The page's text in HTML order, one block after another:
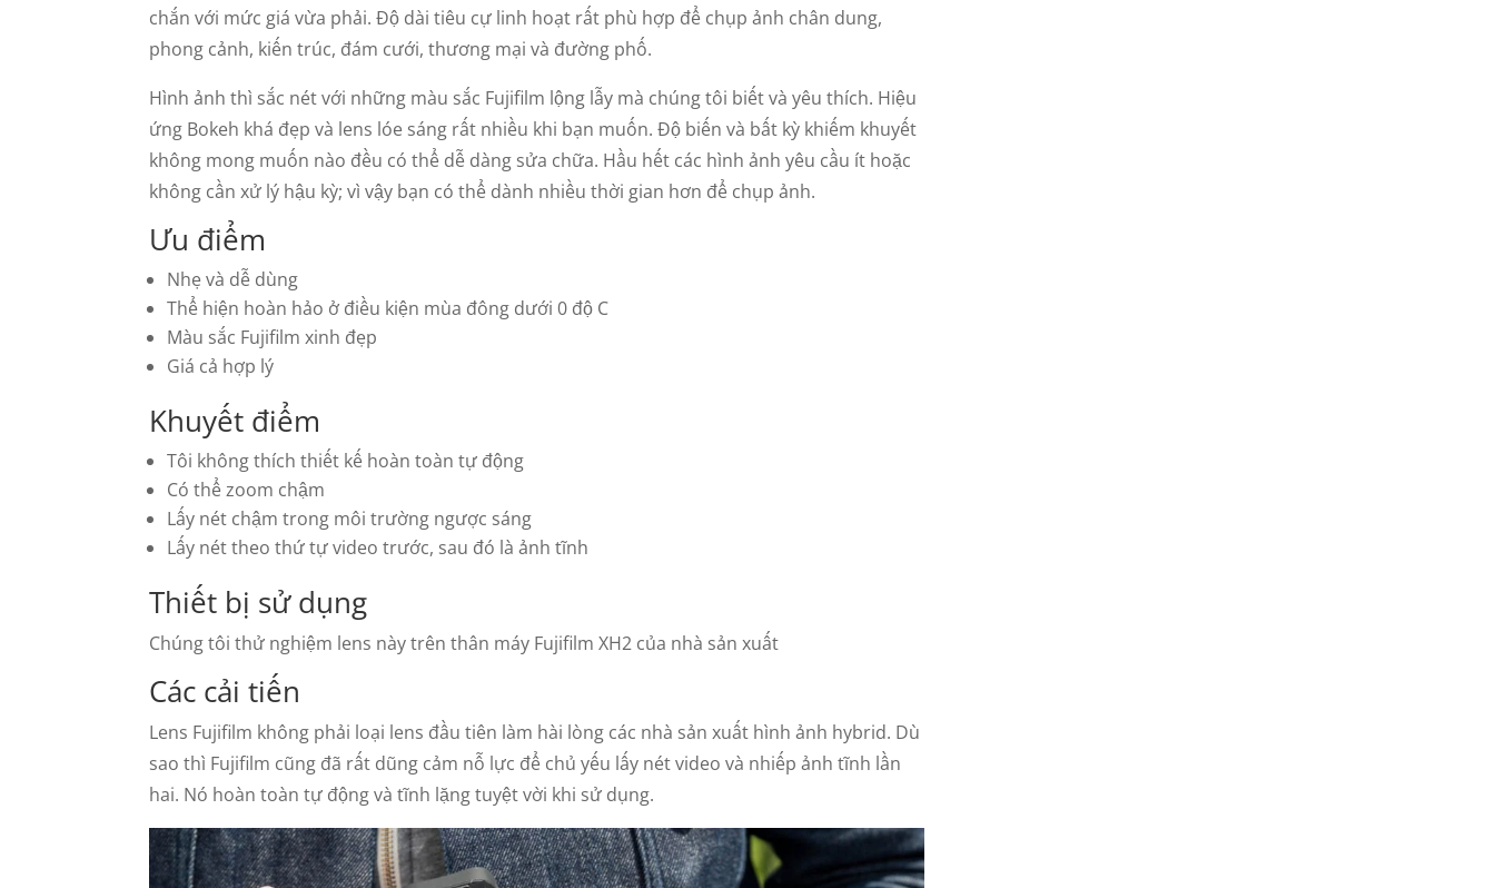
chắn với mức giá vừa phải. Độ dài tiêu cự linh hoạt rất phù hợp để chụp ảnh chân dung,
phong cảnh, kiến ​​trúc, đám cưới, thương mại và đường phố.
Hình ảnh thì sắc nét với những màu sắc Fujifilm lộng lẫy mà chúng tôi biết và yêu thích. Hiệu
ứng Bokeh khá đẹp và lens lóe sáng rất nhiều khi bạn muốn. Độ biến và bất kỳ khiếm khuyết
không mong muốn nào đều có thể dễ dàng sửa chữa. Hầu hết các hình ảnh yêu cầu ít hoặc
không cần xử lý hậu kỳ; vì vậy bạn có thể dành nhiều thời gian hơn để chụp ảnh.
Ưu điểm
Nhẹ và dễ dùng
Thể hiện hoàn hảo ở điều kiện mùa đông dưới 0 độ C
Màu sắc Fujifilm xinh đẹp
Giá cả hợp lý
Khuyết điểm
Tôi không thích thiết kế hoàn toàn tự động
Có thể zoom chậm
Lấy nét chậm trong môi trường ngược sáng
Lấy nét theo thứ tự video trước, sau đó là ảnh tĩnh
Thiết bị sử dụng
Chúng tôi thử nghiệm lens này trên thân máy Fujifilm XH2 của nhà sản xuất
Các cải tiến
Lens Fujifilm không phải loại lens đầu tiên làm hài lòng các nhà sản xuất hình ảnh hybrid. Dù
sao thì Fujifilm cũng đã rất dũng cảm nỗ lực để chủ yếu lấy nét video và nhiếp ảnh tĩnh lần
hai. Nó hoàn toàn tự động và tĩnh lặng tuyệt vời khi sử dụng.